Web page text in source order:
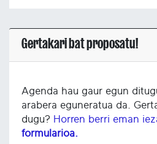
Gertakari bat proposatu!
Agenda hau gaur egun
arabera eguneratua da.
dugu? Horren berri eman
formularioa.